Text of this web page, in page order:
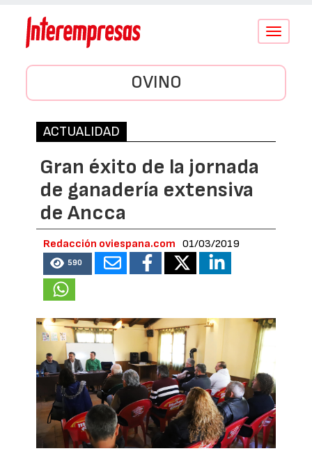
Conmutar
OVINO
ACTUALIDAD
Gran éxito de la jornada
de ganadería extensiva
de Ancca
Redacción oviespana.com 01/03/2019
590